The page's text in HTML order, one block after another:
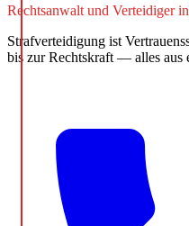
Rechtsanwalt und Verteidiger
Strafverteidigung ist
bis zur Rechtskraft — alles aus